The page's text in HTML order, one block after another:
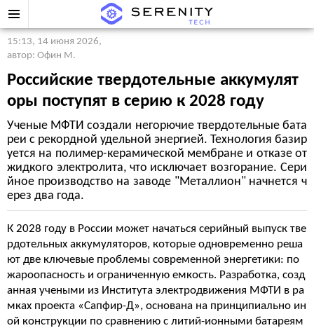
15:13, 14 июня 2026,
автор: Офин М.
Российские твердотельные аккумулят
оры поступят в серию к 2028 году
Ученые МФТИ создали негорючие твердотельные бата
реи с рекордной удельной энергией. Технология базир
уется на полимер-керамической мембране и отказе от
жидкого электролита, что исключает возгорание. Сери
йное производство на заводе "Металлион" начнется ч
ерез два года.
К 2028 году в России может начаться серийный выпуск тве
рдотельных аккумуляторов, которые одновременно реша
ют две ключевые проблемы современной энергетики: по
жароопасность и ограниченную емкость. Разработка, созд
анная учеными из Института электродвижения МФТИ в ра
мках проекта «Сапфир-Д», основана на принципиально ин
ой конструкции по сравнению с литий-ионными батареям